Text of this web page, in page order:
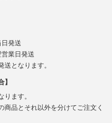
発送
業日発送
となります。
】
ます。
商品とそれ以外を分けてご注文く